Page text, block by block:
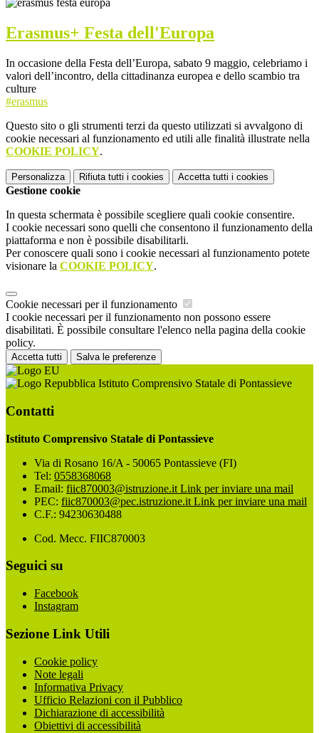
Erasmus+ Festa dell'Europa
In occasione della Festa dell’Europa, sabato 9 maggio, celebriamo i
valori dell’incontro, della cittadinanza europea e dello scambio tra
culture
#erasmus
Questo sito o gli strumenti terzi da questo utilizzati si avvalgono di
cookie necessari al funzionamento ed utili alle finalità illustrate nella
COOKIE POLICY.
Personalizza Rifiuta tutti i cookies Accetta tutti i cookies
Gestione cookie
In questa schermata è possibile scegliere quali cookie consentire.
I cookie necessari sono quelli che consentono il funzionamento della
piattaforma e non è possibile disabilitarli.
Per conoscere quali sono i cookie necessari al funzionamento potete
visionare la COOKIE POLICY.
Cookie necessari per il funzionamento
I cookie necessari per il funzionamento non possono essere
disabilitati. È possibile consultare l'elenco nella pagina della cookie
policy.
Accetta tutti Salva le preferenze
Istituto Comprensivo Statale di Pontassieve
Contatti
Istituto Comprensivo Statale di Pontassieve
Via di Rosano 16/A - 50065 Pontassieve (FI)
Tel: 0558368068
Email: fiic870003@istruzione.it Link per inviare una mail
PEC: fiic870003@pec.istruzione.it Link per inviare una mail
C.F.: 94230630488
Cod. Mecc. FIIC870003
Seguici su
Facebook
Instagram
Sezione Link Utili
Cookie policy
Note legali
Informativa Privacy
Ufficio Relazioni con il Pubblico
Dichiarazione di accessibilità
Obiettivi di accessibilità